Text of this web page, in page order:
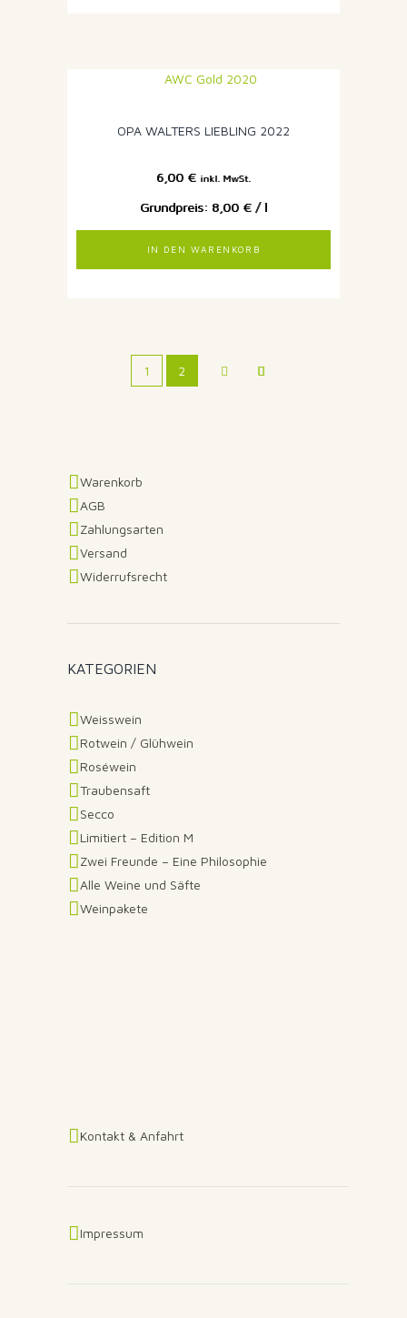
OPA WALTERS LIEBLING 2022
6,00 € inkl. MwSt.
8,00 € /l
IN DEN WARENKORB
1 2
Warenkorb
AGB
Zahlungsarten
Versand
Widerrufsrecht
KATEGORIEN
Weisswein
Rotwein / Glühwein
Roséwein
Traubensaft
Secco
Limitiert – Edition M
Zwei Freunde – Eine Philosophie
Alle Weine und Säfte
Weinpakete
Kontakt & Anfahrt
Impressum